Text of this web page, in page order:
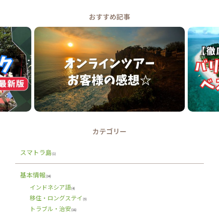
おすすめ記事
カテゴリー
スマトラ島(1)
基本情報(34)
インドネシア語(4)
移住・ロングステイ (9)
トラブル・治安(18)